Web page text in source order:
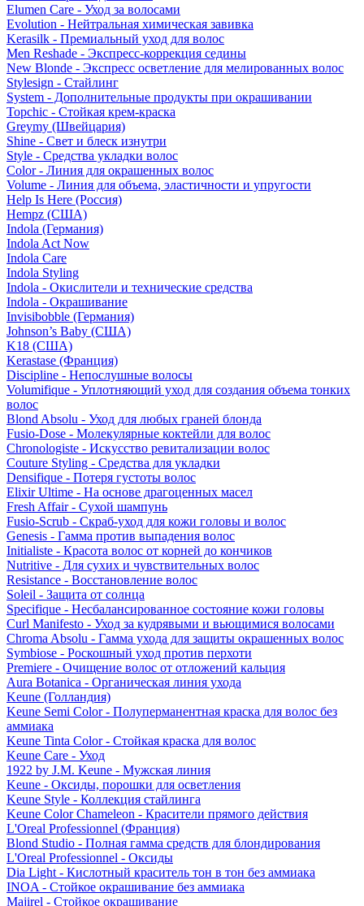
Elumen Care - Уход за волосами
Evolution - Нейтральная химическая завивка
Kerasilk - Премиальный уход для волос
Men Reshade - Экспресс-коррекция седины
New Blonde - Экспресс осветление для мелированных волос
Stylesign - Стайлинг
System - Дополнительные продукты при окрашивании
Topchic - Стойкая крем-краска
Greymy (Швейцария)
Shine - Свет и блеск изнутри
Style - Средства укладки волос
Color - Линия для окрашенных волос
Volume - Линия для объема, эластичности и упругости
Help Is Here (Россия)
Hempz (США)
Indola (Германия)
Indola Act Now
Indola Care
Indola Styling
Indola - Окислители и технические средства
Indola - Окрашивание
Invisibobble (Германия)
Johnson’s Baby (США)
K18 (США)
Kerastase (Франция)
Discipline - Непослушные волосы
Volumifique - Уплотняющий уход для создания объема тонких
волос
Blond Absolu - Уход для любых граней блонда
Fusio-Dose - Молекулярные коктейли для волос
Chronologiste - Искусство ревитализации волос
Couture Styling - Средства для укладки
Densifique - Потеря густоты волос
Elixir Ultime - На основе драгоценных масел
Fresh Affair - Сухой шампунь
Fusio-Scrub - Скраб-уход для кожи головы и волос
Genesis - Гамма против выпадения волос
Initialiste - Красота волос от корней до кончиков
Nutritive - Для сухих и чувствительных волос
Resistance - Восстановление волос
Soleil - Защита от солнца
Specifique - Несбалансированное состояние кожи головы
Curl Manifesto - Уход за кудрявыми и вьющимися волосами
Chroma Absolu - Гамма ухода для защиты окрашенных волос
Symbiose - Роскошный уход против перхоти
Premiere - Очищение волос от отложений кальция
Aura Botanica - Органическая линия ухода
Keune (Голландия)
Keune Semi Color - Полуперманентная краска для волос без
аммиака
Keune Tinta Color - Стойкая краска для волос
Keune Care - Уход
1922 by J.M. Keune - Мужская линия
Keune - Оксиды, порошки для осветления
Keune Style - Коллекция стайлинга
Keune Color Chameleon - Красители прямого действия
L'Oreal Professionnel (Франция)
Blond Studio - Полная гамма средств для блондирования
L'Oreal Professionnel - Оксиды
Dia Light - Кислотный краситель тон в тон без аммиака
INOA - Стойкое окрашивание без аммиака
Majirel - Стойкое окрашивание